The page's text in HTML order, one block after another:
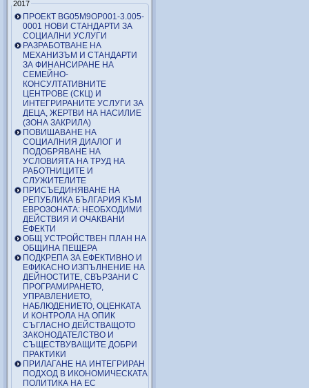
2017
ПРОЕКТ BG05M9OP001-3.005-
0001 НОВИ СТАНДАРТИ ЗА
СОЦИАЛНИ УСЛУГИ
РАЗРАБОТВАНЕ НА
МЕХАНИЗЪМ И СТАНДАРТИ
ЗА ФИНАНСИРАНЕ НА
СЕМЕЙНО-
КОНСУЛТАТИВНИТЕ
ЦЕНТРОВЕ (СКЦ) И
ИНТЕГРИРАНИТЕ УСЛУГИ ЗА
ДЕЦА, ЖЕРТВИ НА НАСИЛИЕ
(ЗОНА ЗАКРИЛА)
ПОВИШАВАНЕ НА
СОЦИАЛНИЯ ДИАЛОГ И
ПОДОБРЯВАНЕ НА
УСЛОВИЯТА НА ТРУД НА
РАБОТНИЦИТЕ И
СЛУЖИТЕЛИТЕ
ПРИСЪЕДИНЯВАНЕ НА
РЕПУБЛИКА БЪЛГАРИЯ КЪМ
ЕВРОЗОНАТА: НЕОБХОДИМИ
ДЕЙСТВИЯ И ОЧАКВАНИ
ЕФЕКТИ
ОБЩ УСТРОЙСТВЕН ПЛАН НА
ОБЩИНА ПЕЩЕРА
ПОДКРЕПА ЗА ЕФЕКТИВНО И
ЕФИКАСНО ИЗПЪЛНЕНИЕ НА
ДЕЙНОСТИТЕ, СВЪРЗАНИ С
ПРОГРАМИРАНЕТО,
УПРАВЛЕНИЕТО,
НАБЛЮДЕНИЕТО, ОЦЕНКАТА
И КОНТРОЛА НА ОПИК
СЪГЛАСНО ДЕЙСТВАЩОТО
ЗАКОНОДАТЕЛСТВО И
СЪЩЕСТВУВАЩИТЕ ДОБРИ
ПРАКТИКИ
ПРИЛАГАНЕ НА ИНТЕГРИРАН
ПОДХОД В ИКОНОМИЧЕСКАТА
ПОЛИТИКА НА ЕС